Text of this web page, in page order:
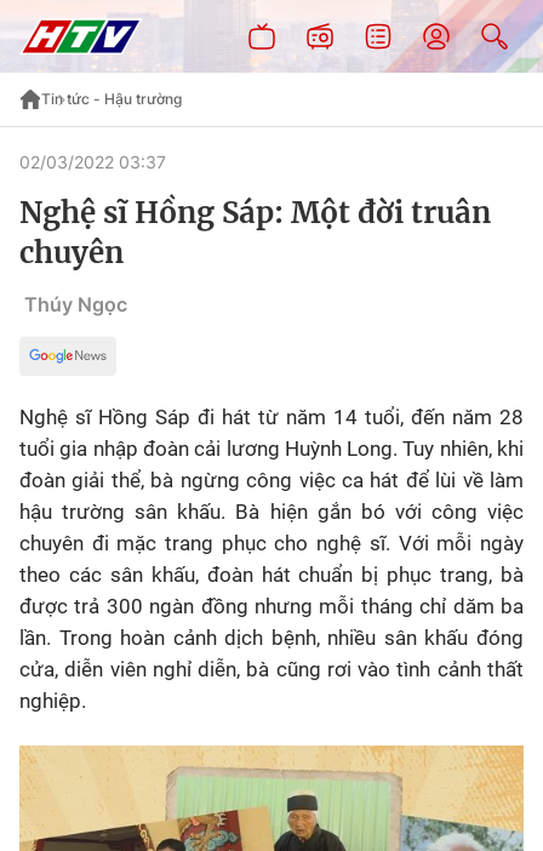
Tin tức - Hậu trường
02/03/2022 03:37
Nghệ sĩ Hồng Sáp: Một đời truân
chuyên
Thúy Ngọc
Nghệ sĩ Hồng Sáp đi hát từ năm 14 tuổi, đến năm 28
tuổi gia nhập đoàn cải lương Huỳnh Long. Tuy nhiên, khi
đoàn giải thể, bà ngừng công việc ca hát để lùi về làm
hậu trường sân khấu. Bà hiện gắn bó với công việc
chuyên đi mặc trang phục cho nghệ sĩ. Với mỗi ngày
theo các sân khấu, đoàn hát chuẩn bị phục trang, bà
được trả 300 ngàn đồng nhưng mỗi tháng chỉ dăm ba
lần. Trong hoàn cảnh dịch bệnh, nhiều sân khấu đóng
cửa, diễn viên nghỉ diễn, bà cũng rơi vào tình cảnh thất
nghiệp.